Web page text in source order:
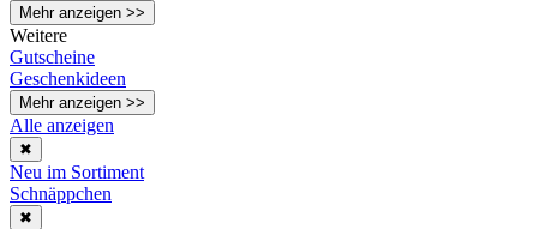
Mehr anzeigen >>
Weitere
Gutscheine
Geschenkideen
Mehr anzeigen >>
Alle anzeigen
✖
Neu im Sortiment
Schnäppchen
✖